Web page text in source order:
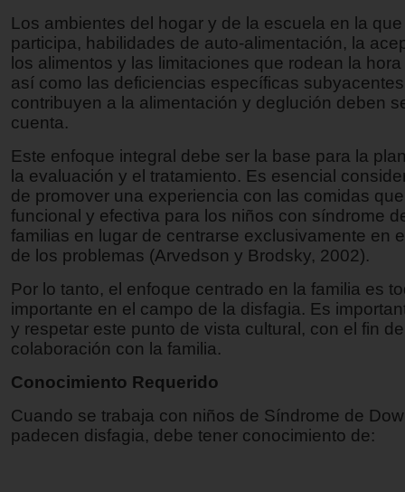
Los ambientes del hogar y de la escuela en la
participa, habilidades de auto-alimentación, la
los alimentos y las limitaciones que rodean la
así como las deficiencias específicas
contribuyen a la alimentación y deglución deben
cuenta.
Este enfoque integral debe ser la base para la
la evaluación y el tratamiento. Es esencial
de promover una experiencia con las comidas
funcional y efectiva para los niños con síndrome
familias en lugar de centrarse exclusivamente en
de los problemas (Arvedson y Brodsky, 2002).
Por lo tanto, el enfoque centrado en la familia es
importante en el campo de la disfagia. Es
y respetar este punto de vista cultural, con el fin
colaboración con la familia.
Conocimiento Requerido
Cuando se trabaja con niños de Síndrome de
padecen disfagia, debe tener conocimiento de: